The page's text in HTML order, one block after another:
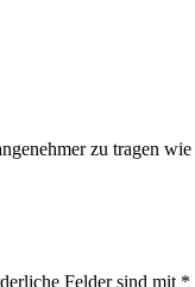
zu tragen
Felder sind mit *